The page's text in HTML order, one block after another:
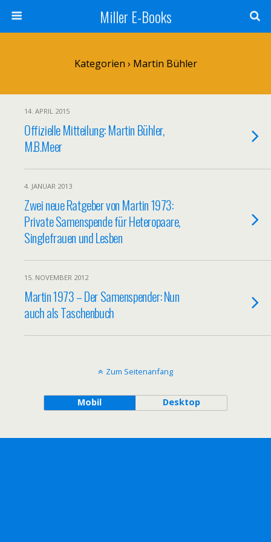
Miller E-Books
Kategorien › Martin Bühler
14. APRIL 2015
Offizielle Mitteilung: Martin Bühler,
M.B.Meer
4. JANUAR 2013
Zwei neue Ratgeber von Martin 1973:
Private Samenspende für Heteropaare,
Singlefrauen und Lesben
15. NOVEMBER 2012
Martin 1973 – Der Samenspender: Nun
auch als Taschenbuch
Zum Seitenanfang
Mobil Desktop